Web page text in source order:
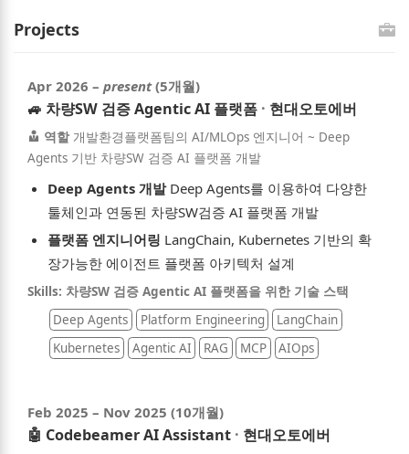
Projects
Apr 2026 – present (5개월)
🚙 차량SW 검증 Agentic AI 플랫폼 · 현대오토에버
역할 개발환경플랫폼팀의 AI/MLOps 엔지니어 ~ Deep
Agents 기반 차량SW 검증 AI 플랫폼 개발
Deep Agents 개발Deep Agents를 이용하여 다양한
툴체인과 연동된 차량SW검증 AI 플랫폼 개발
플랫폼 엔지니어링 LangChain, Kubernetes 기반의 확
장가능한 에이전트 플랫폼 아키텍처 설계
Skills: 차량SW 검증 Agentic AI 플랫폼을 위한 기술 스택
Deep Agents
Platform Engineering
LangChain
Kubernetes
Agentic AI RAG MCP AIOps
Feb 2025 – Nov 2025 (10개월)
🤖 Codebeamer AI Assistant · 현대오토에버